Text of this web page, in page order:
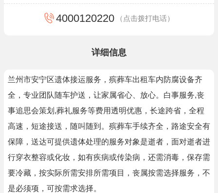
4000120220 （点击拨打电话）
详细信息
兰州市安宁区遗体接运服务，殡葬车出租车内防腐设备齐
全，专业团队随车护送，让家属省心、放心。白事服务,丧
事追思会策划,葬礼服务等费用透明优惠，长途跨省，全程
高速，短途接送，随叫随到。殡葬车手续齐全，路途安全有
保障，送达可提供遗体处理的服务对象是逝者，面对逝者进
行穿衣整容或化妆，如有疾病或传染病，还需消毒，保存需
要冷藏，按实际所需安排所需项目，丧属按需选择服务，不
是必须项，可按需求选择。